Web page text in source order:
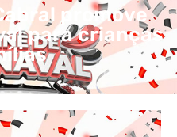
promove
para crianças